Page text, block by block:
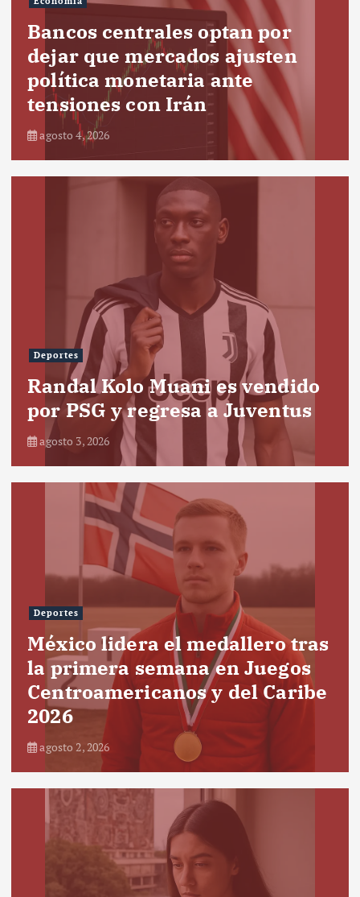
Bancos centrales optan por
dejar que mercados ajusten
política monetaria ante
tensiones con Irán
agosto 4, 2026
Deportes
Randal Kolo Muani es vendido
por PSG y regresa a Juventus
agosto 3, 2026
Deportes
México lidera el medallero tras
la primera semana en Juegos
Centroamericanos y del Caribe
2026
agosto 2, 2026